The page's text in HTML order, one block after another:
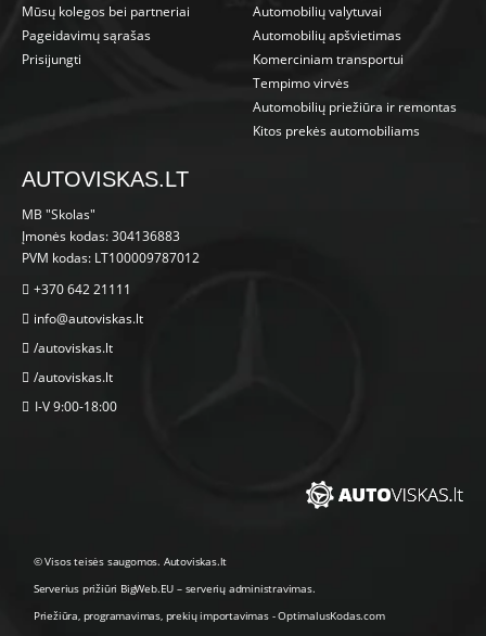
Mūsų kolegos bei partneriai
Pageidavimų sąrašas
Prisijungti
Automobilių valytuvai
Automobilių apšvietimas
Komerciniam transportui
Tempimo virvės
Automobilių priežiūra ir remontas
Kitos prekės automobiliams
AUTOVISKAS.LT
MB "Skolas"
Įmonės kodas: 304136883
PVM kodas: LT100009787012
+370 642 21111
info@autoviskas.lt
/autoviskas.lt
/autoviskas.lt
I-V 9:00-18:00
© Visos teisės saugomos. Autoviskas.lt
Serverius prižiūri BigWeb.EU – serverių administravimas.
Priežiūra, programavimas prekių importavimas-OptimalusKodas.com